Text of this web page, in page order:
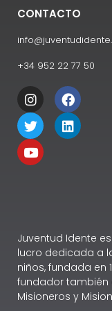
CONTACTO
+34 952 22 77 50
Juventud Idente
lucro dedicada a
niños, fundada en
fundador también
Misioneros y